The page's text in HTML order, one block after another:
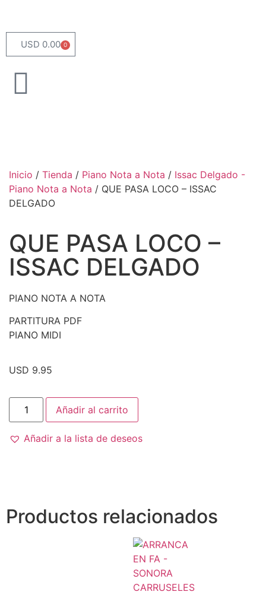
USD 0.00 0
Inicio / Tienda / Piano Nota a Nota / Issac Delgado -
Piano Nota a Nota / QUE PASA LOCO – ISSAC
DELGADO
QUE PASA LOCO –
ISSAC DELGADO
PIANO NOTA A NOTA
PARTITURA PDF
PIANO MIDI
USD 9.95
Añadir al carrito
Añadir a la lista de deseos
Productos relacionados